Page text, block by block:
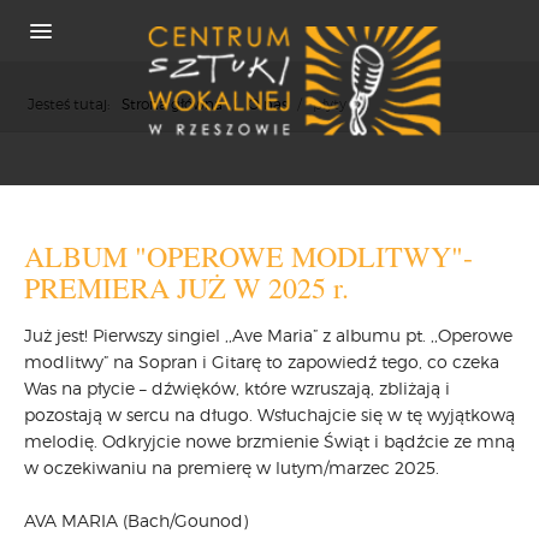
REKRUTACJA
OSIĄGNIĘCIA
KONCERTY
WSPÓŁPRACA
POLITYKA COOKIES
RODO
Jesteś tutaj: Strona główna / O nas płyty cd
ALBUM "OPEROWE MODLITWY"-
PREMIERA JUŻ W 2025 r.
Już jest! Pierwszy singiel ,,Ave Maria” z albumu pt. ,,Operowe
modlitwy” na Sopran i Gitarę to zapowiedź tego, co czeka
Was na płycie – dźwięków, które wzruszają, zbliżają i
pozostają w sercu na długo. Wsłuchajcie się w tę wyjątkową
melodię. Odkryjcie nowe brzmienie Świąt i bądźcie ze mną
w oczekiwaniu na premierę w lutym/marzec 2025.
AVA MARIA (Bach/Gounod)